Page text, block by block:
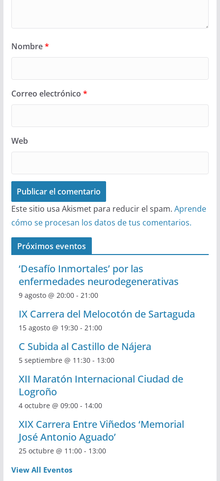
Nombre*
Correo electrónico *
Web
Este sitio usa Akismet para reducir el spam. Aprende
cómo se procesan los datos de tus comentarios.
Próximos eventos
‘Desafío Inmortales’ por las
enfermedades neurodegenerativas
9 agosto @ 20:00- 21:00
IX Carrera del Melocotón de Sartaguda
15 agosto @ 19:30- 21:00
C Subida al Castillo de Nájera
5 septiembre @ 11:30- 13:00
XII Maratón Internacional Ciudad de
Logroño
4 octubre @ 09:00- 14:00
XIX Carrera Entre Viñedos ‘Memorial
José Antonio Aguado’
25 octubre @ 11:00- 13:00
View All Eventos